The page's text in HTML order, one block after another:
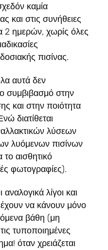
καμία
και στις συνήθειες
2 ημερών, χωρίς όλες
πισίνας.
αυτά δεν
συμβιβασμό στην
και στην ποιότητα
διατίθεται
λύσεων
λυόμενων πισίνων
αισθητικό
φωτογραφίες).
λίγοι και
να κάνουν μόνο
βάθη (μη
τυποποιημένες
όταν χρειάζεται